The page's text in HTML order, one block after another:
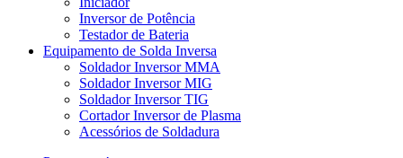
Inversor de Potência
Testador de Bateria
Equipamento de Solda Inversa
Soldador Inversor MMA
Soldador Inversor MIG
Soldador Inversor TIG
Cortador Inversor de Plasma
Acessórios de Soldadura